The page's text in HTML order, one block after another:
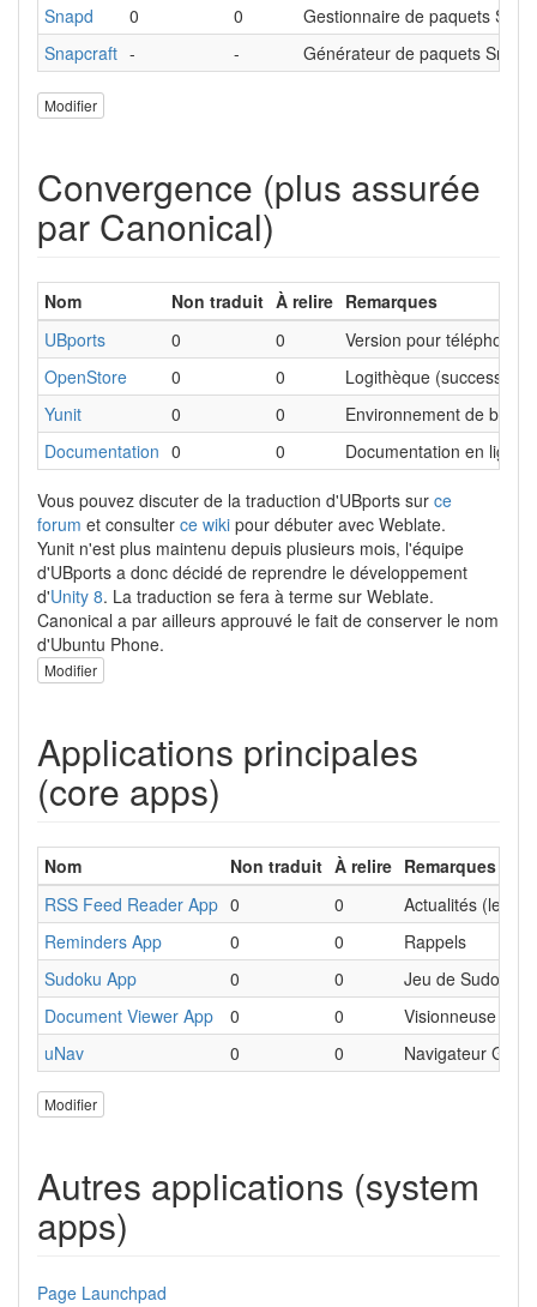
Snapd 0 0
Gestionnaire de paquets Snap
Snapcraft - - Générateur de paquets Snap
Modifier
Convergence (plus assurée
par Canonical)
Nom Non traduit À relire Remarques
UBports
0 0
Version pour
OpenStore
0 0
Logithèque (successeur
Yunit
0 0
Environnement de
Documentation 0 0 Documentation en ligne
Vous pouvez discuter de la traduction d'UBports sur ce
forum et consulter ce wiki pour débuter avec Weblate.
Yunit n'est plus maintenu depuis plusieurs mois, l'équipe
d'UBports a donc décidé de reprendre le développement
d'Unity 8. La traduction se fera à terme sur Weblate.
Canonical a par ailleurs approuvé le fait de conserver le nom
d'Ubuntu Phone.
Modifier
Applications principales
(core apps)
Nom Non traduit À relire Remarques
RSS Feed Reader App 0 0
Actualités
Reminders App
0 0
Rappels
Sudoku App
0 0
Jeu de Sudoku
Document Viewer App
0 0
Visionneuse de
uNav
0 0 Navigateur GPS
Modifier
Autres applications (system
apps)
Page Launchpad